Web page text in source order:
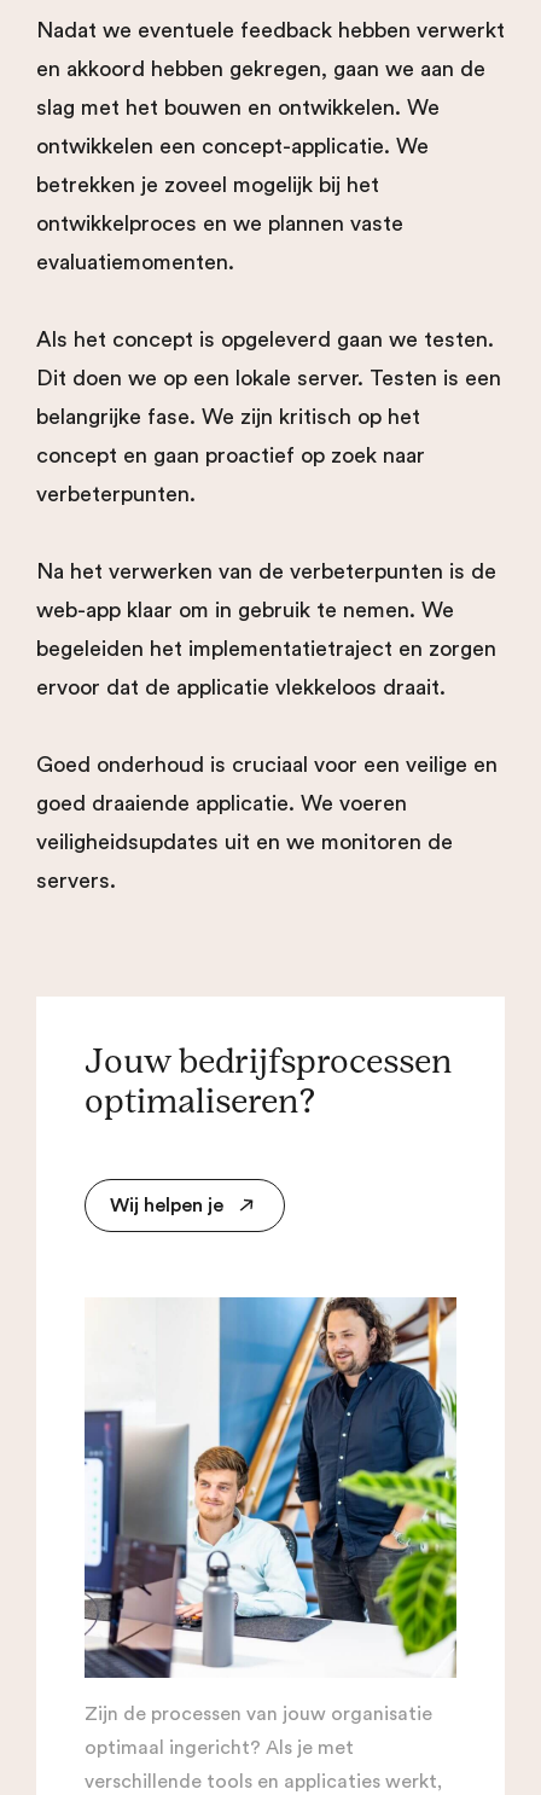
Nadat we eventuele feedback hebben verwerkt
en akkoord hebben gekregen, gaan we aan de
slag met het bouwen en ontwikkelen. We
ontwikkelen een concept-applicatie. We
betrekken je zoveel mogelijk bij het
ontwikkelproces en we plannen vaste
evaluatiemomenten.
Als het concept is opgeleverd gaan we testen.
Dit doen we op een lokale server. Testen is een
belangrijke fase. We zijn kritisch op het
concept en gaan proactief op zoek naar
verbeterpunten.
Na het verwerken van de verbeterpunten is de
web-app klaar om in gebruik te nemen. We
begeleiden het implementatietraject en zorgen
ervoor dat de applicatie vlekkeloos draait.
Goed onderhoud is cruciaal voor een veilige en
goed draaiende applicatie. We voeren
veiligheidsupdates uit en we monitoren de
servers.
Jouw bedrijfsprocessen
optimaliseren?
Wij helpen je
Zijn de processen van jouw organisatie
optimaal ingericht? Als je met
verschillende tools en applicaties werkt,